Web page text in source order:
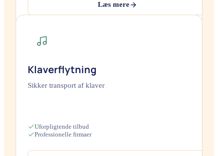
Læs mere
Klaverflytning
Sikker transport af klaver
Uforpligtende tilbud
Professionelle firmaer